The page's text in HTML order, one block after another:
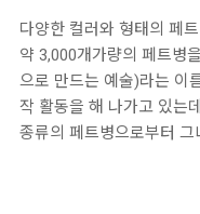
다양한 컬러와 형태의 페
약 3,000개가량의 페트병
으로 만드는 예술)라는 이
작 활동을 해 나가고 있는
종류의 페트병으로부터